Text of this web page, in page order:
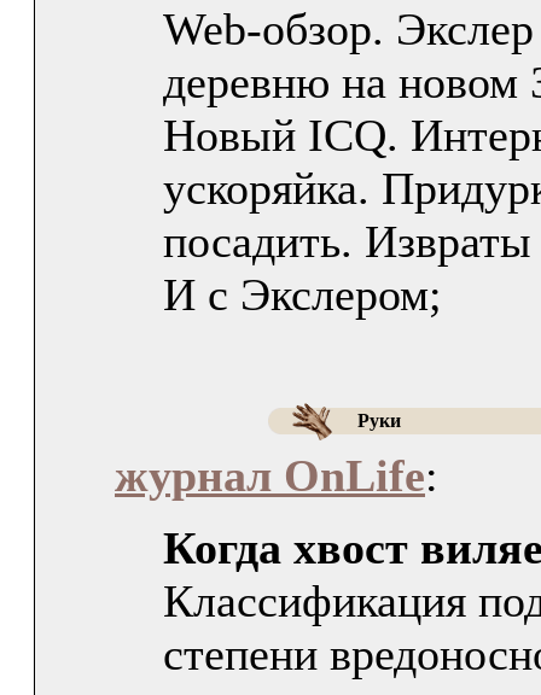
Web-обзор.
деревню на новом
Новый ICQ.
ускоряйка.
посадить.
И с Экслером;
Руки
журнал OnLife:
Когда хвост
Классификация
степени